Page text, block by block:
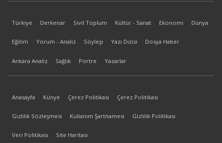
Türkiye Derkenar Sivil Toplum Kültür - Sanat Ekonomi Dünya
Eğitim Yorum - Analiz Söyleşi Yazı Dizisi Dosya Haber
Ankara Analiz Sağlık Portre Yazarlar
Anasayfa Künye Çerez Politikası Çerez Politikası
Gizlilik Sözleşmesi Kullanım Şartnamesi Gizlilik Politikası
Veri Politikası Site Haritası